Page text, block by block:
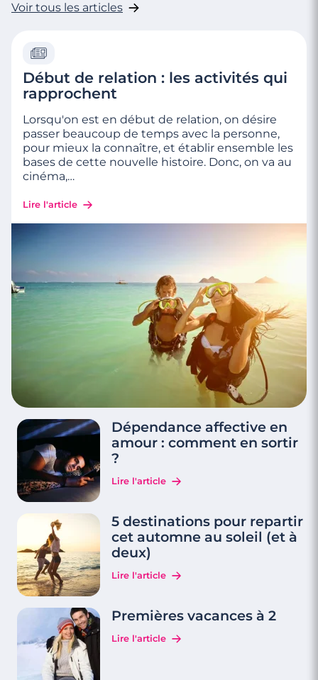
Voir tous les articles
Début de relation : les activités qui
rapprochent
Lorsqu'on est en début de relation, on désire
passer beaucoup de temps avec la personne,
pour mieux la connaître, et établir ensemble les
bases de cette nouvelle histoire. Donc, on va au
cinéma,…
Lire l'article
Dépendance affective en
amour : comment en sortir
?
Lire l'article
5 destinations pour repartir
cet automne au soleil (et à
deux)
Lire l'article
Premières vacances à 2
Lire l'article